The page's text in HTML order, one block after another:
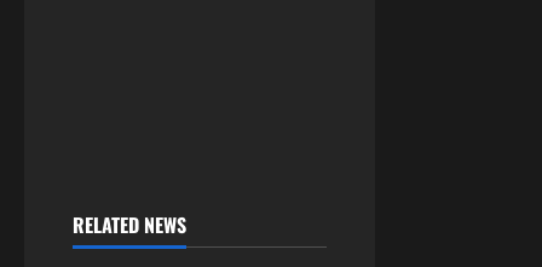
RELATED NEWS